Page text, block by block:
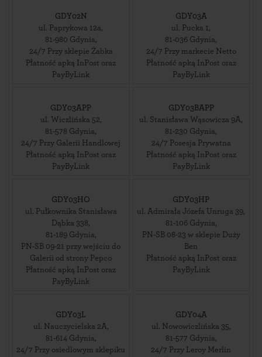
GDY02N
ul. Paprykowa 12a,
81-980 Gdynia,
24/7 Przy sklepie Żabka
Płatność apką InPost oraz
PayByLink
GDY03A
ul. Pucka 1,
81-036 Gdynia,
24/7 Przy markecie Netto
Płatność apką InPost oraz
PayByLink
GDY03APP
ul. Wiczlińska 52,
81-578 Gdynia,
24/7 Przy Galerii Handlowej
Płatność apką InPost oraz
PayByLink
GDY03BAPP
ul. Stanisława Wąsowicza 9A,
81-230 Gdynia,
24/7 Posesja Prywatna
Płatność apką InPost oraz
PayByLink
GDY03HO
ul. Pułkownika Stanisława
Dąbka 338,
81-189 Gdynia,
PN-SB 09-21 przy wejściu do
Galerii od strony Pepco
Płatność apką InPost oraz
PayByLink
GDY03HP
ul. Admirała Józefa Unruga 39,
81-106 Gdynia,
PN-SB 08-23 w sklepie Duży
Ben
Płatność apką InPost oraz
PayByLink
GDY03L
ul. Nauczycielska 2A,
81-614 Gdynia,
24/7 Przy osiedlowym sklepiku
GDY04A
ul. Nowowiczlińska 35,
81-577 Gdynia,
24/7 Przy Leroy Merlin